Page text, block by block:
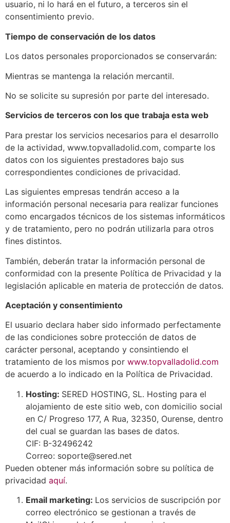
usuario, ni lo hará en el futuro, a terceros sin el
consentimiento previo.
Tiempo de conservación de los datos
Los datos personales proporcionados se conservarán:
Mientras se mantenga la relación mercantil.
No se solicite su supresión por parte del interesado.
Servicios de terceros con los que trabaja esta web
Para prestar los servicios necesarios para el desarrollo
de la actividad, www.topvalladolid.com, comparte los
datos con los siguientes prestadores bajo sus
correspondientes condiciones de privacidad.
Las siguientes empresas tendrán acceso a la
información personal necesaria para realizar funciones
como encargados técnicos de los sistemas informáticos
y de tratamiento, pero no podrán utilizarla para otros
fines distintos.
También, deberán tratar la información personal de
conformidad con la presente Política de Privacidad y la
legislación aplicable en materia de protección de datos.
Aceptación y consentimiento
El usuario declara haber sido informado perfectamente
de las condiciones sobre protección de datos de
carácter personal, aceptando y consintiendo el
tratamiento de los mismos por www.topvalladolid.com
de acuerdo a lo indicado en la Política de Privacidad.
Hosting: SERED HOSTING, SL. Hosting para el
alojamiento de este sitio web, con domicilio social
en C/ Progreso 177, A Rua, 32350, Ourense, dentro
del cual se guardan las bases de datos.
CIF: B-32496242
Correo: soporte@sered.net
Pueden obtener más información sobre su política de
privacidad aquí.
Email marketing: Los servicios de suscripción por
correo electrónico se gestionan a través de